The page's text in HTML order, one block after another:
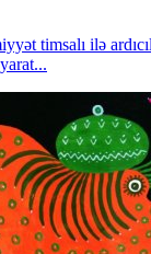
timsalı ilə